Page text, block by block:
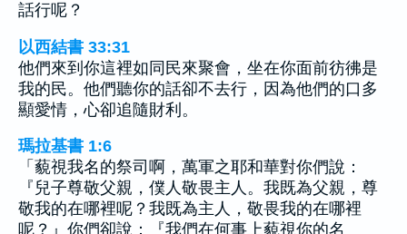
話行呢？
以西結書 33:31
他們來到你這裡如同民來聚會，坐在你面前彷彿是
我的民。他們聽你的話卻不去行，因為他們的口多
顯愛情，心卻追隨財利。
瑪拉基書 1:6
「藐視我名的祭司啊，萬軍之耶和華對你們說：
『兒子尊敬父親，僕人敬畏主人。我既為父親，尊
敬我的在哪裡呢？我既為主人，敬畏我的在哪裡
呢？』你們卻說：『我們在何事上藐視你的名